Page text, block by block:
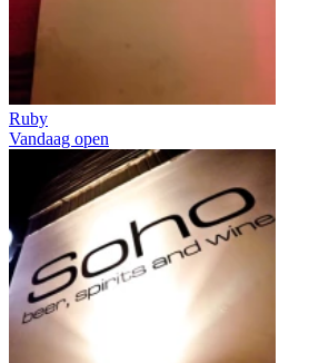
Ruby
Vandaag open